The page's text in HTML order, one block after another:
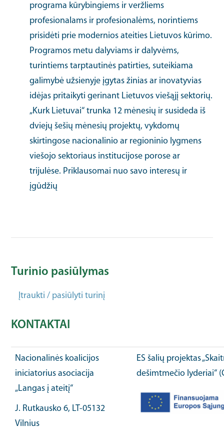
programa kūrybingiems ir veržliems
profesionalams ir profesionalėms, norintiems
prisidėti prie modernios ateities Lietuvos kūrimo.
Programos metu dalyviams ir dalyvėms,
turintiems tarptautinės patirties, suteikiama
galimybė užsienyje įgytas žinias ar inovatyvias
idėjas pritaikyti gerinant Lietuvos viešąjį sektorių.
„Kurk Lietuvai“ trunka 12 mėnesių ir susideda iš
dviejų šešių mėnesių projektų, vykdomų
skirtingose nacionalinio ar regioninio lygmens
viešojo sektoriaus institucijose porose ar
trijulėse. Priklausomai nuo savo interesų ir
įgūdžių
Turinio pasiūlymas
Įtraukti / pasiūlyti turinį
KONTAKTAI
Nacionalinės koalicijos
iniciatorius asociacija
„Langas į ateitį“
J. Rutkausko 6, LT-05132
Vilnius
ES šalių projektas
dešimtmečio lyderiai“